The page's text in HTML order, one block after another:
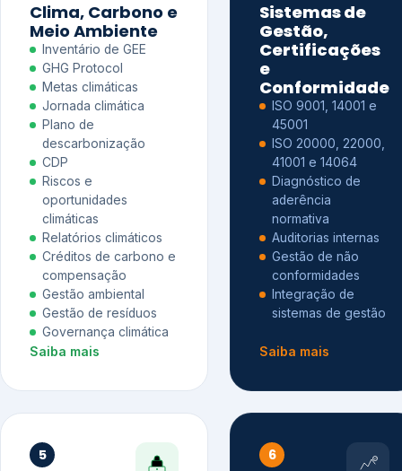
Clima, Carbono e
Meio Ambiente
Inventário de GEE
GHG Protocol
Metas climáticas
Jornada climática
Plano de
descarbonização
CDP
Riscos e
oportunidades
climáticas
Relatórios climáticos
Créditos de carbono e
compensação
Gestão ambiental
Gestão de resíduos
Governança climática
Saiba mais
Sistemas de
Gestão,
Certificações
e
Conformidade
ISO 9001, 14001 e
45001
ISO 20000, 22000,
41001 e 14064
Diagnóstico de
aderência
normativa
Auditorias internas
Gestão de não
conformidades
Integração de
sistemas de gestão
Saiba mais
5 6